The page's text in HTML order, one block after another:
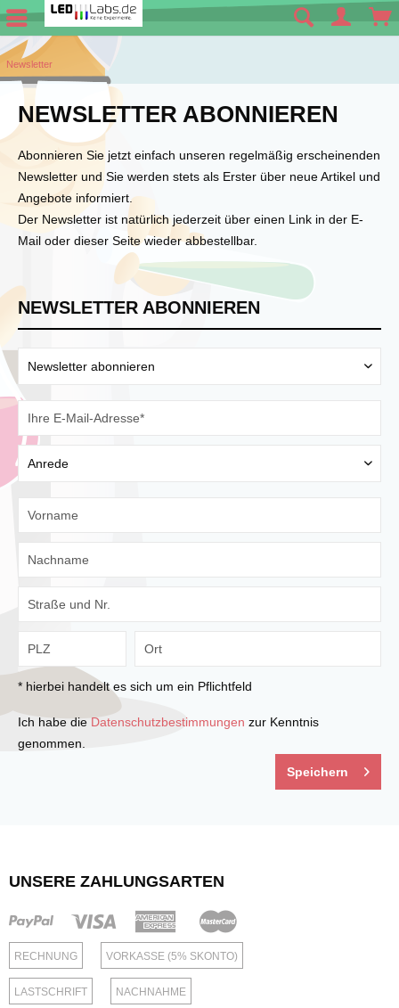
Newsletter
NEWSLETTER ABONNIEREN
Abonnieren Sie jetzt einfach unseren regelmäßig erscheinenden
Newsletter und Sie werden stets als Erster über neue Artikel und
Angebote informiert.
Der Newsletter ist natürlich jederzeit über einen Link in der E-
Mail oder dieser Seite wieder abbestellbar.
NEWSLETTER ABONNIEREN
* hierbei handelt es sich um ein Pflichtfeld
Ich habe die Datenschutzbestimmungen zur Kenntnis
genommen.
Speichern
UNSERE ZAHLUNGSARTEN
RECHNUNG VORKASSE (5% SKONTO)
LASTSCHRIFT NACHNAHME